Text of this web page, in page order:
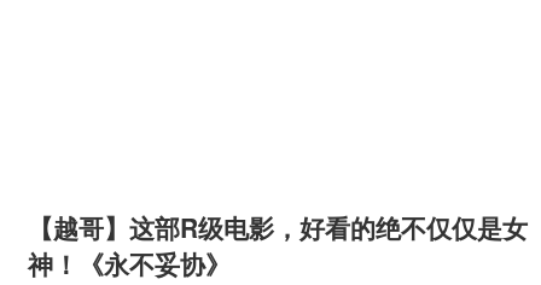
【越哥】这部R级电影，好看的绝不仅仅是女
神！《永不妥协》